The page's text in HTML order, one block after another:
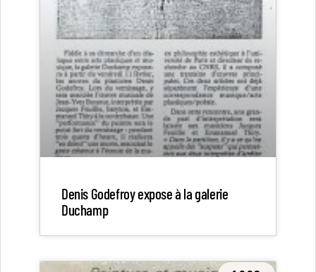
Denis Godefroy expose à la galerie
Duchamp